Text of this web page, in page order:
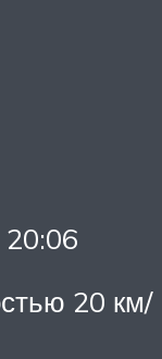
20 км/